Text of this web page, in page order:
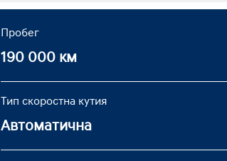
Пробег
190 000 км
Тип скоростна кутия
Автоматична